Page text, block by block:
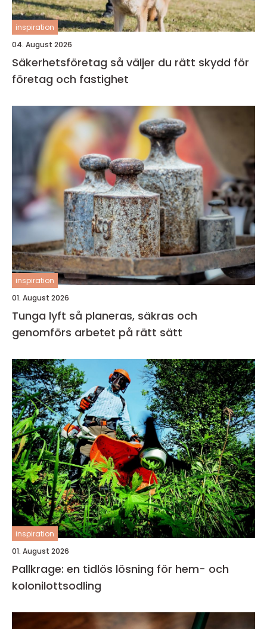
inspiration
04. August 2026
Säkerhetsföretag så väljer du rätt skydd för
företag och fastighet
inspiration
01. August 2026
Tunga lyft så planeras, säkras och
genomförs arbetet på rätt sätt
inspiration
01. August 2026
Pallkrage: en tidlös lösning för hem- och
kolonilottsodling